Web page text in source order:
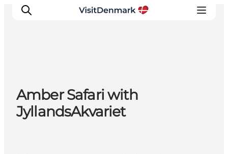
Inspirations
Destinations
Quoi faire
Amber Safari with
JyllandsAkvariet